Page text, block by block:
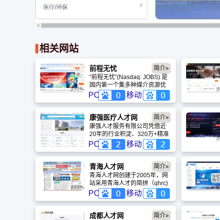
相关网站
前程无忧
“前程无忧”(Nasdaq: JOBS) 是
国内第一个集多种媒介资源优
势的专业人力资源服务机构。
它集合了传统媒体、网络媒体
及先进的信息技术，加上一支
经验丰富的专业顾问队伍，提
供包括招聘猎头、培训测评和
人事外包在内的全方位专业人
力资源服务，现在全国25个城
市设有服务机构。
PC 移动
简介»
康强医疗人才网
康强人才服务有限公司凭借近
20年的行业积淀、320万+精准
医疗人才库及五大平台协同生
态，已构建起中国最完善的医
疗人力资源服务闭环。
PC 移动
简介»
青海人才网
青海人才网创建于2005年，网
站采用青海人才的简拼（qhrc)
为主的国内顶级域名。六年来
青海人才网始终努力为青海本
地各类企业、外地企业驻青海
办事处、分公司，以及所有求
PC 移动
简介»
成都人才网 简介»